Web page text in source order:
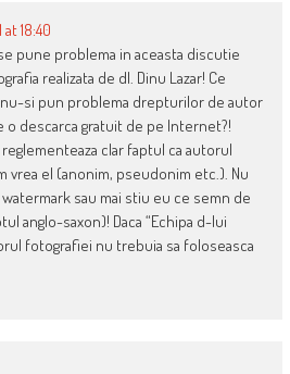
at 18:40
pune problema in aceasta discutie
realizata de dl. Dinu Lazar! Ce
si pun problema drepturilor de autor
descarca gratuit de pe Internet?!
clar faptul ca autorul
vrea el (anonim, pseudonim etc.). Nu
sau mai stiu eu ce semn de
anglo-saxon)! Daca “Echipa d-lui
fotografiei nu trebuia sa foloseasca